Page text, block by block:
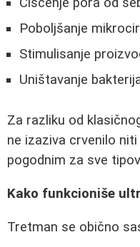
Poboljšanje
Stimulisanje
Uništavanje
Za razliku od
ne izaziva crvenilo
pogodnim za sve
Kako funkcioniše
Tretman se obično